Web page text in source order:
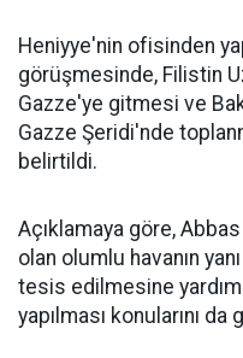
Heniyye'nin ofisinden
görüşmesinde, Filistin
Gazze'ye gitmesi ve
Gazze Şeridi'nde
belirtildi.
Açıklamaya göre,
olan olumlu havanın
tesis edilmesine
yapılması konularını da